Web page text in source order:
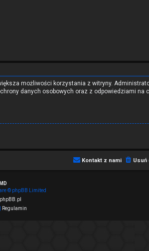
możliwości korzystania z witryny.
danych osobowych oraz z odpowiedziami na
Kontakt z nami
© phpBB Limited
phpBB.pl
Regulamin